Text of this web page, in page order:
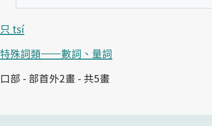
只 tsí
特殊詞類——數詞、量詞
口部 - 部首外2畫 - 共5畫